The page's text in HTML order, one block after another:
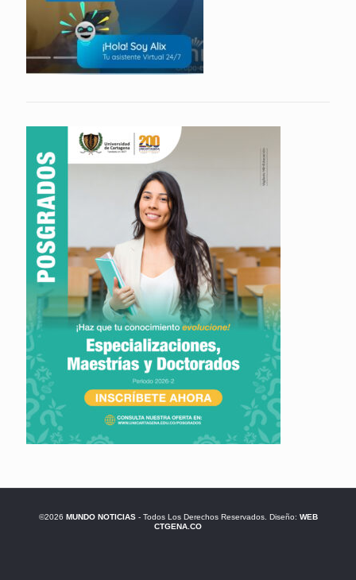
©2026 MUNDO NOTICIAS- Todos Los Derechos Reservados. Diseño: WEB
CTGENA.CO